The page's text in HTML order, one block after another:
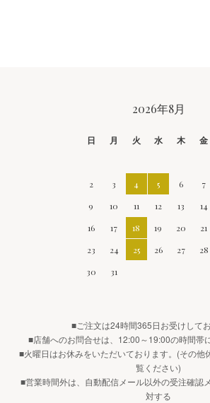
2026年8月
日 月 火 水 木 金
2
3 4 5 6 7
9
10 11 12 13 14
16
17 18 19 20 21
23
24 25 26 27 28
30
31
■ご注文は24時間365日お受けしてお
■店舗へのお問合せは、12:00～19:00の時間帯
■火曜日はお休みをいただいております。(その他
覧ください)
■営業時間外は、自動配信メール以外の受注確認
対する